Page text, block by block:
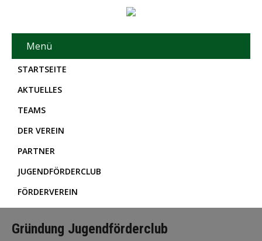
Menü
STARTSEITE
AKTUELLES
TEAMS
DER VEREIN
PARTNER
JUGENDFÖRDERCLUB
FÖRDERVEREIN
Gründung Jugendförderclub